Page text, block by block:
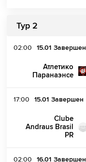
Тур 2
02:00 15.01 Завершен
Атлетико
Паранаэнсе
17:00 15.01 Завершен
Clube
Andraus Brasil
PR
02:00 16.01 Завершен